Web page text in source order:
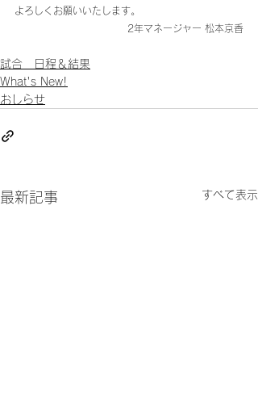
よろしくお願いいたします。
2年マネージャー 松本京香
試合 日程＆結果
What's New!
おしらせ
最新記事 すべて表示